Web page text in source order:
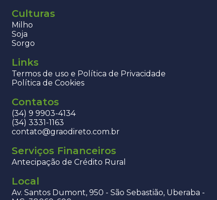
Culturas
Milho
Soja
Sorgo
Links
Termos de uso e Política de Privacidade
Política de Cookies
Contatos
(34) 9 9903-4134
(34) 3331-1163
contato@graodireto.com.br
Serviços Financeiros
Antecipação de Crédito Rural
Local
Av. Santos Dumont, 950 - São Sebastião, Uberaba -